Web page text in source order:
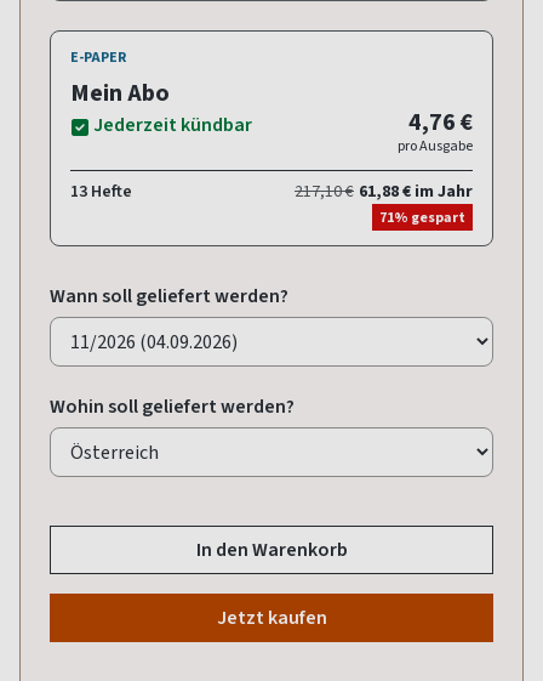
E-PAPER
Mein Abo
Jederzeit kündbar 4,76 €
pro Ausgabe
13 Hefte 217,10 € 61,88 € im Jahr
71% gespart
Wann soll geliefert werden?
Wohin soll geliefert werden?
In den Warenkorb
Jetzt kaufen